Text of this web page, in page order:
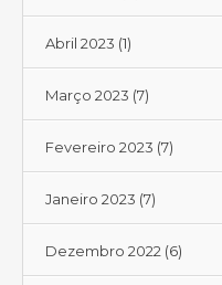
Abril 2023 (1)
Março 2023 (7)
Fevereiro 2023 (7)
Janeiro 2023 (7)
Dezembro 2022 (6)